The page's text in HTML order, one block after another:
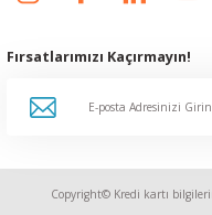
Fırsatlarımızı Kaçırmayın!
Copyright© Kredi kartı